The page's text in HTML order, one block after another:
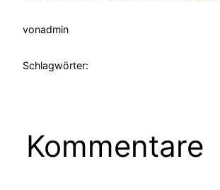
vonadmin
Schlagwörter:
Kommentare